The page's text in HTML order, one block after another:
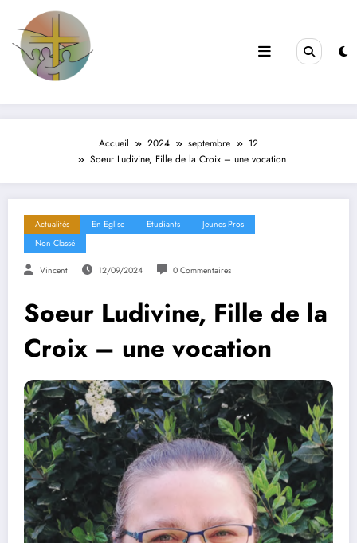
Filles de la Croix
Accueil 2024 septembre
12
Soeur Ludivine, Fille de la Croix – une vocation
Actualités En Eglise Etudiants
Jeunes Pros
Non Classé
Vincent 12/09/2024 0 Commentaires
Soeur Ludivine, Fille de la
Croix – une vocation